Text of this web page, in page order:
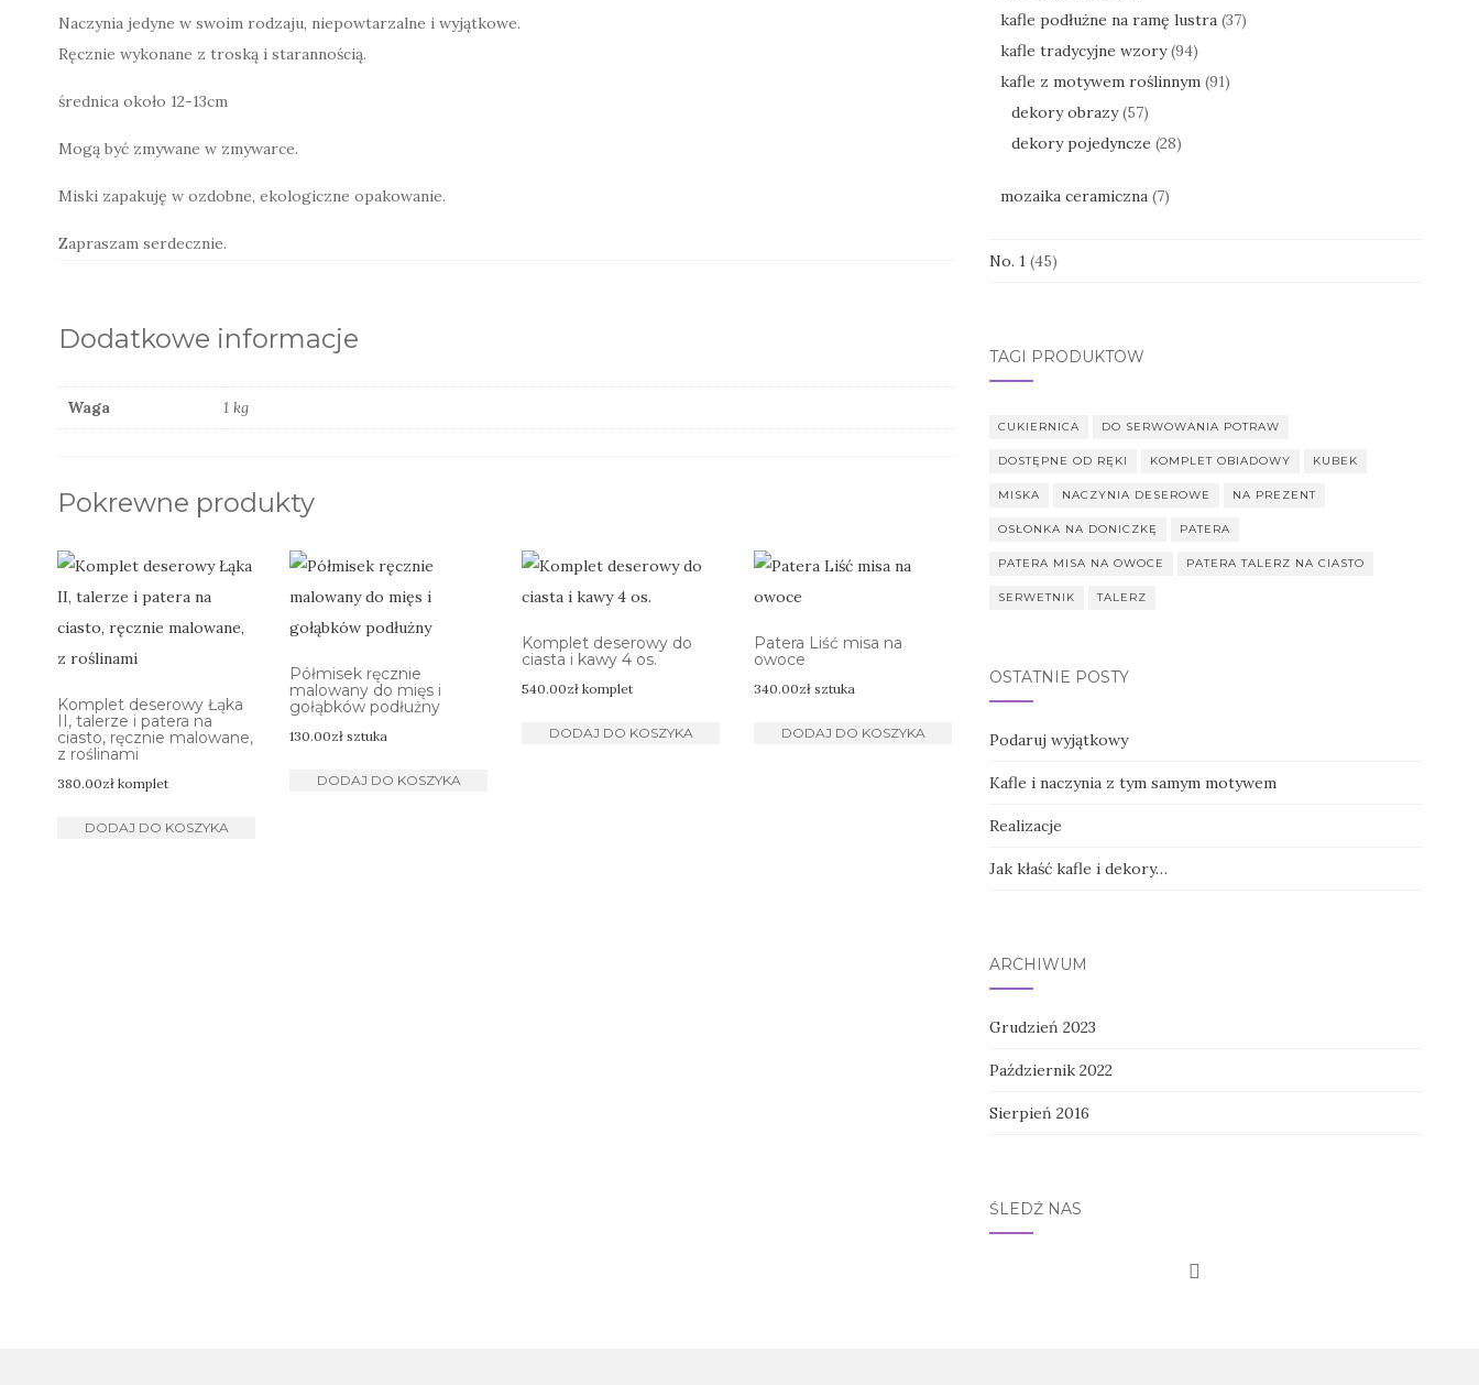
Naczynia jedyne w swoim rodzaju, niepowtarzalne i wyjątkowe.
Ręcznie wykonane z troską i starannością.
średnica około 12-13cm
Mogą być zmywane w zmywarce.
Miski zapakuję w ozdobne, ekologiczne opakowanie.
Zapraszam serdecznie.
Dodatkowe informacje
Waga 1 kg
Pokrewne produkty
Komplet deserowy Łąka
II, talerze i patera na
ciasto, ręcznie malowane,
z roślinami
380.00zł komplet
DODAJ DO KOSZYKA
Półmisek ręcznie
malowany do mięs i
gołąbków podłużny
130.00zł sztuka
DODAJ DO KOSZYKA
Komplet deserowy do
ciasta i kawy 4 os.
540.00zł komplet
DODAJ DO KOSZYKA
Patera Liść misa na
owoce
340.00zł sztuka
DODAJ DO KOSZYKA
kafle podłużne na ramę lustra (37)
kafle tradycyjne wzory (94)
kafle z motywem roślinnym (91)
dekory obrazy (57)
dekory pojedyncze (28)
mozaika ceramiczna (7)
No. 1 (45)
TAGI PRODUKTÓW
CUKIERNICA DO SERWOWANIA POTRAW
DOSTĘPNE OD RĘKI KOMPLET OBIADOWY KUBEK
MISKA NACZYNIA DESEROWE NA PREZENT
OSŁONKA NA DONICZKĘ PATERA
PATERA MISA NA OWOCE PATERA TALERZ NA CIASTO
SERWETNIK TALERZ
OSTATNIE POSTY
Podaruj wyjątkowy
Kafle i naczynia z tym samym motywem
Realizacje
Jak kłaść kafle i dekory…
ARCHIWUM
Grudzień 2023
Październik 2022
Sierpień 2016
ŚLEDŹ NAS